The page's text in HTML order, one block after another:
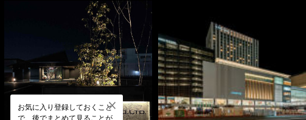
お気に入り登録しておくこと
で、後でまとめて見ることが